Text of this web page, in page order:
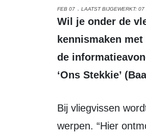
FEB 07 LAATST BIJGEWERKT:
Wil je onder de vleugels van sportman van het jaar Jan van de Bovenkamp
kennismaken
de
‘Ons Stekkie’
Bij vliegvissen wordt gebruikgemaakt van het gewicht van de lijn om het aas te
werpen. “Hier